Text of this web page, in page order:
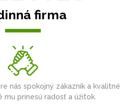
firma
nás spokojný zákazník a kvalitné
mu prinesú radosť a úžitok.